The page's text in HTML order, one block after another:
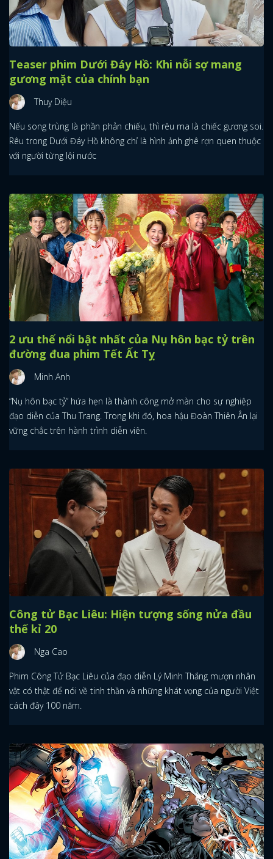
Teaser phim Dưới Đáy Hồ: Khi nỗi sợ mang
gương mặt của chính bạn
Thuỵ Diệu
Nếu song trùng là phần phản chiếu, thì rêu ma là chiếc gương soi.
Rêu trong Dưới Đáy Hồ không chỉ là hình ảnh ghê rợn quen thuộc
với người từng lội nước
2 ưu thế nổi bật nhất của Nụ hôn bạc tỷ trên
đường đua phim Tết Ất Tỵ
Minh Anh
“Nụ hôn bạc tỷ” hứa hẹn là thành công mở màn cho sự nghiệp
đạo diễn của Thu Trang. Trong khi đó, hoa hậu Đoàn Thiên Ân lại
vững chắc trên hành trình diễn viên.
Công tử Bạc Liêu: Hiện tượng sống nửa đầu
thế kỉ 20
Nga Cao
Phim Công Tử Bạc Liêu của đạo diễn Lý Minh Thắng mượn nhân
vật có thật để nói về tinh thần và những khát vọng của người Việt
cách đây 100 năm.